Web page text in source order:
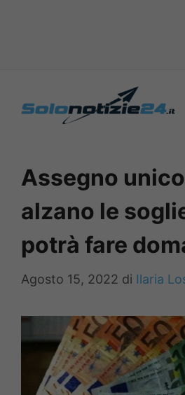
Assegno
alzano le
potrà fare
Agosto 15, 2022 di Ilaria